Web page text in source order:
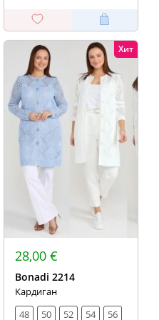
Хит
28,00 €
Bonadi 2214
Кардиган
48
50 52 54 56